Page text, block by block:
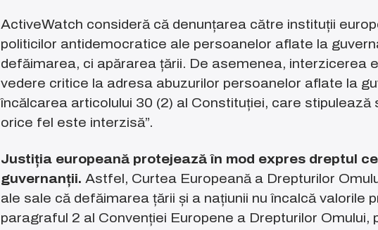
ActiveWatch consideră că denunțarea către instituții
politicilor antidemocratice ale persoanelor aflate la
defăimarea, ci apărarea țării. De asemenea, interzicerea
vedere critice la adresa abuzurilor persoanelor aflate la
încălcarea articolului 30 (2) al Constituției, care stipulează
orice fel este interzisă”.
Justiția europeană protejează în mod expres dreptul
guvernanții. Astfel, Curtea Europeană a Drepturilor
ale sale că defăimarea țării și a națiunii nu încalcă valorile
paragraful 2 al Convenției Europene a Drepturilor